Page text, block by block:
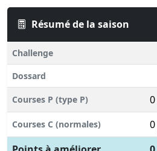
Résumé de la saison
Challenge
Dossard
Courses P (type P) 0
Courses C (normales) 0